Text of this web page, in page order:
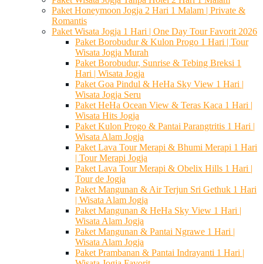
Paket Honeymoon Jogja 2 Hari 1 Malam | Private &
Romantis
Paket Wisata Jogja 1 Hari | One Day Tour Favorit 2026
Paket Borobudur & Kulon Progo 1 Hari | Tour
Wisata Jogja Murah
Paket Borobudur, Sunrise & Tebing Breksi 1
Hari | Wisata Jogja
Paket Goa Pindul & HeHa Sky View 1 Hari |
Wisata Jogja Seru
Paket HeHa Ocean View & Teras Kaca 1 Hari |
Wisata Hits Jogja
Paket Kulon Progo & Pantai Parangtritis 1 Hari |
Wisata Alam Jogja
Paket Lava Tour Merapi & Bhumi Merapi 1 Hari
| Tour Merapi Jogja
Paket Lava Tour Merapi & Obelix Hills 1 Hari |
Tour de Jogja
Paket Mangunan & Air Terjun Sri Gethuk 1 Hari
| Wisata Alam Jogja
Paket Mangunan & HeHa Sky View 1 Hari |
Wisata Alam Jogja
Paket Mangunan & Pantai Ngrawe 1 Hari |
Wisata Alam Jogja
Paket Prambanan & Pantai Indrayanti 1 Hari |